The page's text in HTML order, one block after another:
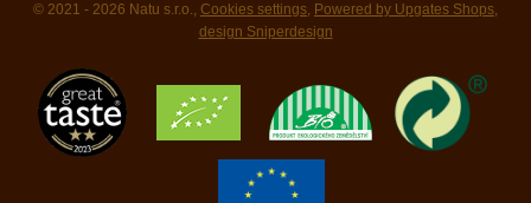
© 2021 - 2026 Natu s.r.o., Cookies settings, Powered by Upgates Shops,
design Sniperdesign